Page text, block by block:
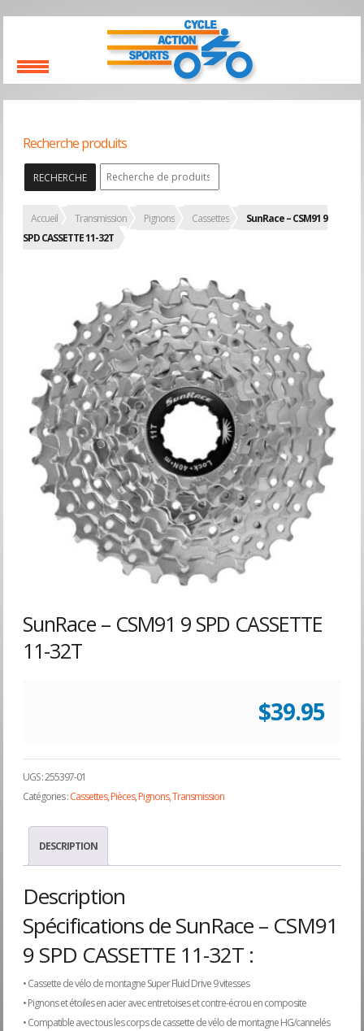
Recherche produits
RECHERCHE
Accueil Transmission Pignons Cassettes
SunRace – CSM91 9
SPD CASSETTE 11-32T
SunRace – CSM91 9 SPD CASSETTE
11-32T
$39.95
UGS :255397-01
Catégories :Cassettes,Pièces,Pignons,Transmission
DESCRIPTION
Description
Spécifications de SunRace – CSM91
9 SPD CASSETTE 11-32T :
• Cassette de vélo de montagne Super Fluid Drive 9 vitesses
• Pignons et étoiles en acier avec entretoises et contre-écrou en composite
• Compatible avec tous les corps de cassette de vélo de montagne HG/cannelés